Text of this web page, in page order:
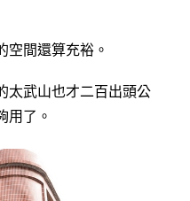
空間還算充裕。
太武山也才二百出頭公
用了。